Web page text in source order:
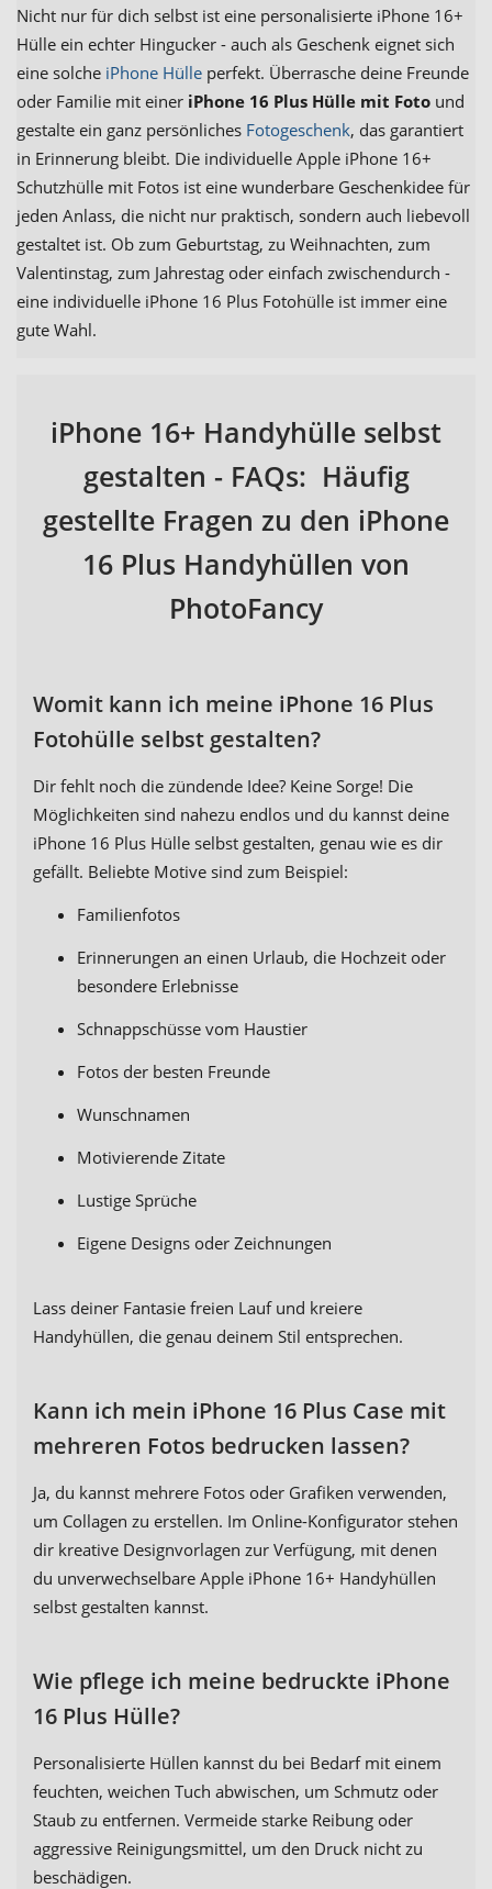
Nicht nur für dich selbst ist eine personalisierte iPhone 16+
Hülle ein echter Hingucker - auch als Geschenk eignet sich
eine solche iPhone Hülle perfekt. Überrasche deine Freunde
oder Familie mit einer iPhone 16 Plus Hülle mit Foto und
gestalte ein ganz persönliches Fotogeschenk, das garantiert
in Erinnerung bleibt. Die individuelle Apple iPhone 16+
Schutzhülle mit Fotos ist eine wunderbare Geschenkidee für
jeden Anlass, die nicht nur praktisch, sondern auch liebevoll
gestaltet ist. Ob zum Geburtstag, zu Weihnachten, zum
Valentinstag, zum Jahrestag oder einfach zwischendurch -
eine individuelle iPhone 16 Plus Fotohülle ist immer eine
gute Wahl.
iPhone 16+ Handyhülle selbst
gestalten - FAQs: Häufig
gestellte Fragen zu den iPhone
16 Plus Handyhüllen von
PhotoFancy
Womit kann ich meine iPhone 16 Plus
Fotohülle selbst gestalten?
Dir fehlt noch die zündende Idee? Keine Sorge! Die
Möglichkeiten sind nahezu endlos und du kannst deine
iPhone 16 Plus Hülle selbst gestalten, genau wie es dir
gefällt. Beliebte Motive sind zum Beispiel:
Familienfotos
Erinnerungen an einen Urlaub, die Hochzeit oder
besondere Erlebnisse
Schnappschüsse vom Haustier
Fotos der besten Freunde
Wunschnamen
Motivierende Zitate
Lustige Sprüche
Eigene Designs oder Zeichnungen
Lass deiner Fantasie freien Lauf und kreiere
Handyhüllen, die genau deinem Stil entsprechen.
Kann ich mein iPhone 16 Plus Case mit
mehreren Fotos bedrucken lassen?
Ja, du kannst mehrere Fotos oder Grafiken verwenden,
um Collagen zu erstellen. Im Online-Konfigurator stehen
dir kreative Designvorlagen zur Verfügung, mit denen
du unverwechselbare Apple iPhone 16+ Handyhüllen
selbst gestalten kannst.
Wie pflege ich meine bedruckte iPhone
16 Plus Hülle?
Personalisierte Hüllen kannst du bei Bedarf mit einem
feuchten, weichen Tuch abwischen, um Schmutz oder
Staub zu entfernen. Vermeide starke Reibung oder
aggressive Reinigungsmittel, um den Druck nicht zu
beschädigen.